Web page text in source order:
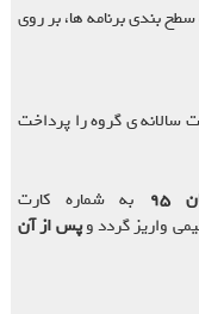
بندی برنامه ها، بر روی
سالانه ی گروه را پرداخت
به شماره کارت
پس از آن